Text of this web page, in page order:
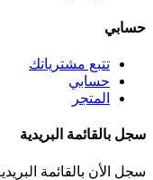
حسابي
تتبع مشترياتك
حسابي
المتجر
سجل بالقائمة البريدية
سجل الأن بالقائمة